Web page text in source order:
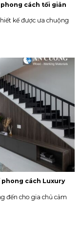
phong cách tối giản
kế được ưa chuộng
phong cách Luxury
đến cho gia chủ cảm